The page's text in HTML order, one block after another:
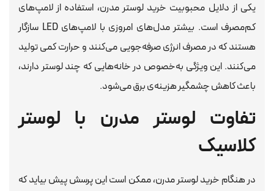
یکی از دلایل محبوبیت خرید لوستر مدرن، استفاده از لامپ‌های
کم‌مصرف است. بیشتر مدل‌های امروزی با لامپ‌های LED سازگار
هستند که در مصرف انرژی صرفه‌جویی می‌کنند و حرارت کمی تولید
می‌کنند. این ویژگی به‌خصوص در خانه‌هایی که چند لوستر دارند،
باعث کاهش چشمگیر هزینه‌ی برق می‌شود.
تفاوت لوستر مدرن با لوستر
کلاسیک
در هنگام خرید لوستر مدرن، ممکن است این پرسش پیش بیاید که